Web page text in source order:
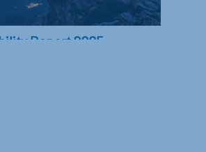
Report 2025